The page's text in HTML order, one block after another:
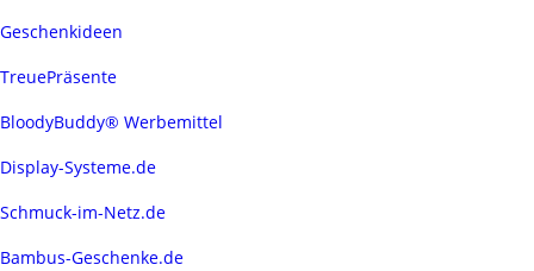
Geschenkideen
TreuePräsente
BloodyBuddy® Werbemittel
Display-Systeme.de
Schmuck-im-Netz.de
Bambus-Geschenke.de